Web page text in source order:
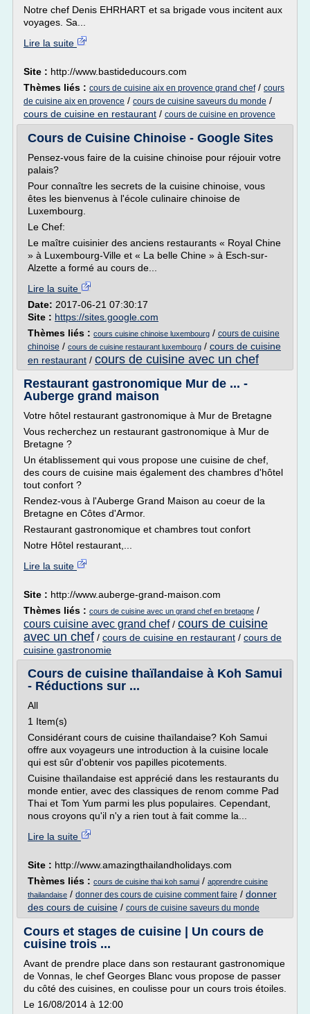
Notre chef Denis EHRHART et sa brigade vous incitent aux
voyages. Sa...
Lire la suite
Site : http://www.bastideducours.com
Thèmes liés : cours de cuisine aix en provence grand chef/ cours
de cuisine aix en provence / cours de cuisine saveurs du monde /
cours de cuisine en restaurant / cours de cuisine en provence
Cours de Cuisine Chinoise - Google Sites
Pensez-vous faire de la cuisine chinoise pour réjouir votre
palais?
Pour connaître les secrets de la cuisine chinoise, vous
êtes les bienvenus à l'école culinaire chinoise de
Luxembourg.
Le Chef:
Le maître cuisinier des anciens restaurants « Royal Chine
» à Luxembourg-Ville et « La belle Chine » à Esch-sur-
Alzette a formé au cours de...
Lire la suite
Date: 2017-06-21 07:30:17
Site : https://sites.google.com
Thèmes liés : cours cuisine chinoise luxembourg / cours de cuisine
chinoise / cours de cuisine restaurant luxembourg / cours de cuisine
en restaurant / cours de cuisine avec un chef
Restaurant gastronomique Mur de ... -
Auberge grand maison
Votre hôtel restaurant gastronomique à Mur de Bretagne
Vous recherchez un restaurant gastronomique à Mur de
Bretagne ?
Un établissement qui vous propose une cuisine de chef,
des cours de cuisine mais également des chambres d'hôtel
tout confort ?
Rendez-vous à l'Auberge Grand Maison au coeur de la
Bretagne en Côtes d'Armor.
Restaurant gastronomique et chambres tout confort
Notre Hôtel restaurant,...
Lire la suite
Site : http://www.auberge-grand-maison.com
Thèmes liés : cours de cuisine avec un grand chef en bretagne /
cours cuisine avec grand chef/ cours de cuisine
avec un chef / cours de cuisine en restaurant / cours de
cuisine gastronomie
Cours de cuisine thaïlandaise à Koh Samui
- Réductions sur ...
All
1 Item(s)
Considérant cours de cuisine thaïlandaise? Koh Samui
offre aux voyageurs une introduction à la cuisine locale
qui est sûr d'obtenir vos papilles picotements.
Cuisine thaïlandaise est apprécié dans les restaurants du
monde entier, avec des classiques de renom comme Pad
Thai et Tom Yum parmi les plus populaires. Cependant,
nous croyons qu'il n'y a rien tout à fait comme la...
Lire la suite
Site : http://www.amazingthailandholidays.com
Thèmes liés : cours de cuisine thai koh samui / apprendre cuisine
thailandaise / donner des cours de cuisine comment faire / donner
des cours de cuisine / cours de cuisine saveurs du monde
Cours et stages de cuisine | Un cours de
cuisine trois ...
Avant de prendre place dans son restaurant gastronomique
de Vonnas, le chef Georges Blanc vous propose de passer
du côté des cuisines, en coulisse pour un cours trois étoiles.
Le 16/08/2014 à 12:00